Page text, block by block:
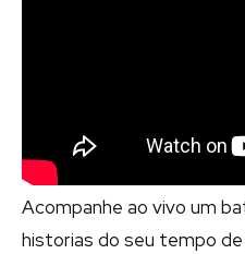
Acompanhe ao vivo um
historias do seu tempo